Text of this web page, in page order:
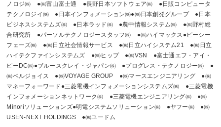
ノロジ㈱ ●㈱富山富士通 ●長野日本ソフトウェア㈱ ●日販コンピュータ
テクノロジイ㈱ ●日本インフォメーション㈱●㈱日本創発グループ ●日本
ビジネスシステムズ㈱ ●日本ラッド㈱ ●農中情報システム㈱ ●㈱野村総
合研究所 ●パーソルテクノロジースタッフ㈱ ●㈱ハイマックス●ピーシー
フェーズ㈱ ●㈱日立社会情報サービス ●㈱日立ハイシステム21 ●㈱日立
ハイテクファインシステムズ ●㈱ヒップ ●㈱VSN ●富士通エフ・アイ・
ピーDC㈱●ブルースクレイ・ジャパン㈱ ●プログレス・テクノロジー㈱ ●
㈱ベルジョイス ●㈱VOYAGE GROUP ●㈱マースエンジニアリング ●㈱
マネーフォーワード●三菱電機インフォメーションシステムズ㈱ ●三菱電機
インフォメーションネットワーク㈱ ●三菱電機エンジニアリング㈱ ●㈱
Minoriソリューションズ●明電システムソリューション㈱ ●ヤフー㈱ ●㈱
USEN-NEXT HOLDINGS ●㈱ユードム